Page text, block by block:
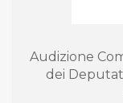
Audizione
dei